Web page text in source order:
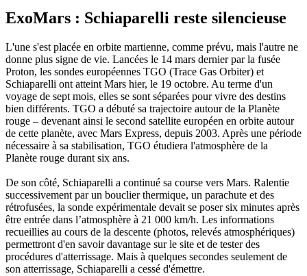
ExoMars : Schiaparelli reste silencieuse
L'une s'est placée en orbite martienne, comme prévu, mais l'autre ne
donne plus signe de vie. Lancées le 14 mars dernier par la fusée
Proton, les sondes européennes TGO (Trace Gas Orbiter) et
Schiaparelli ont atteint Mars hier, le 19 octobre. Au terme d'un
voyage de sept mois, elles se sont séparées pour vivre des destins
bien différents. TGO a débuté sa trajectoire autour de la Planète
rouge – devenant ainsi le second satellite européen en orbite autour
de cette planète, avec Mars Express, depuis 2003. Après une période
nécessaire à sa stabilisation, TGO étudiera l'atmosphère de la
Planète rouge durant six ans.
De son côté, Schiaparelli a continué sa course vers Mars. Ralentie
successivement par un bouclier thermique, un parachute et des
rétrofusées, la sonde expérimentale devait se poser six minutes après
être entrée dans l’atmosphère à 21 000 km/h. Les informations
recueillies au cours de la descente (photos, relevés atmosphériques)
permettront d'en savoir davantage sur le site et de tester des
procédures d'atterrissage. Mais à quelques secondes seulement de
son atterrissage, Schiaparelli a cessé d'émettre.